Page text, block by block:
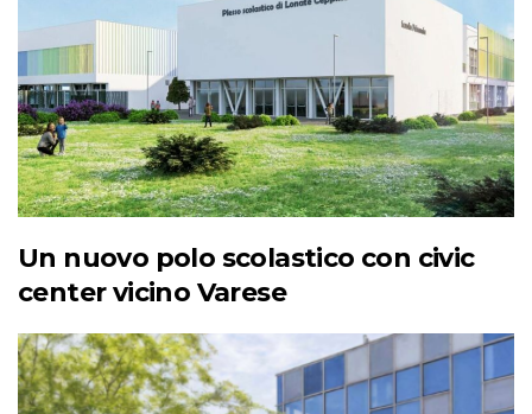
Un nuovo polo scolastico con civic
center vicino Varese